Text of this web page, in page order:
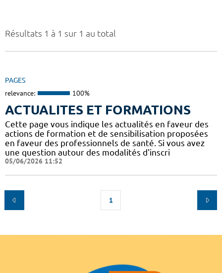
Résultats 1 à 1 sur 1 au total
PAGES
relevance: 100%
ACTUALITES ET FORMATIONS
Cette page vous indique les actualités en faveur des
actions de formation et de sensibilisation proposées
en faveur des professionnels de santé. Si vous avez
une question autour des modalités d'inscri
05/06/2026 11:52
1